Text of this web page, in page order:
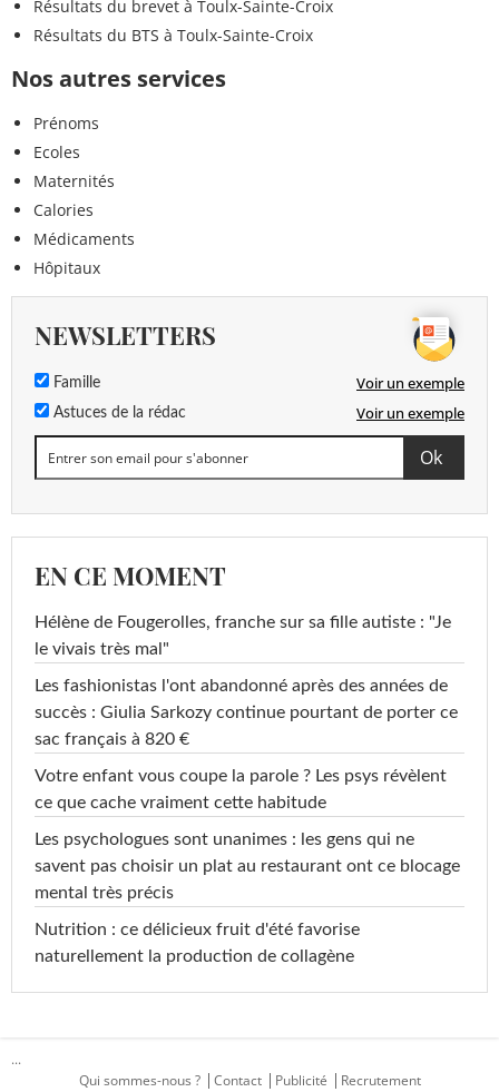
Résultats du brevet à Toulx-Sainte-Croix
Résultats du BTS à Toulx-Sainte-Croix
Nos autres services
Prénoms
Ecoles
Maternités
Calories
Médicaments
Hôpitaux
NEWSLETTERS
Famille Voir un exemple
Astuces de la rédac Voir un exemple
EN CE MOMENT
Hélène de Fougerolles, franche sur sa fille autiste : "Je
le vivais très mal"
Les fashionistas l'ont abandonné après des années de
succès : Giulia Sarkozy continue pourtant de porter ce
sac français à 820 €
Votre enfant vous coupe la parole ? Les psys révèlent
ce que cache vraiment cette habitude
Les psychologues sont unanimes : les gens qui ne
savent pas choisir un plat au restaurant ont ce blocage
mental très précis
Nutrition : ce délicieux fruit d'été favorise
naturellement la production de collagène
...
Qui sommes-nous ?
Contact Publicité
Recrutement